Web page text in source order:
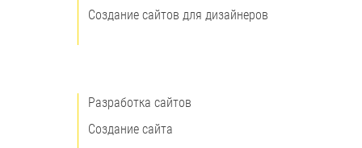
Создание сайтов для дизайнеров
Разработка сайтов
Создание сайта